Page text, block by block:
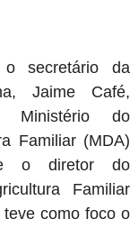
secretário da
Jaime Café,
Ministério do
Familiar (MDA)
e o diretor do
Familiar
como foco o